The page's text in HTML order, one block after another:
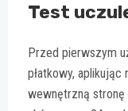
Test
Przed pierwszym
płatkowy,
wewnętrzną